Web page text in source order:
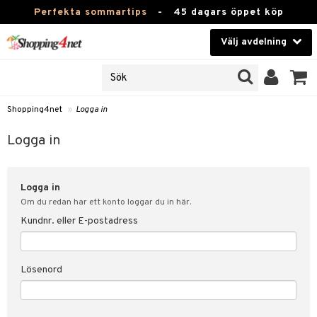
Perfekta sommartips - 45 dagars öppet köp
Välj avdelning
Kontaktlinser
Hälsokost
Fitness
Hem & Inredning
Leksaker, Barn & Baby
Varumärken
Shopping4net » Logga in
Logga in
Logga in
Om du redan har ett konto loggar du in här.
Kundnr. eller E-postadress
Lösenord
svar